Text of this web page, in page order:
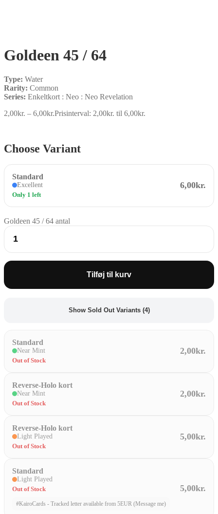
Goldeen 45 / 64
Type: Water
Rarity: Common
Series: Enkeltkort : Neo : Neo Revelation
2,00kr. – 6,00kr.Prisinterval: 2,00kr. til 6,00kr.
Choose Variant
Standard
Excellent
Only 1 left
6,00kr.
Goldeen 45 / 64 antal
Tilføj til kurv
Show Sold Out Variants (4)
Standard
Near Mint
Out of Stock
2,00kr.
Reverse-Holo kort
Near Mint
Out of Stock
2,00kr.
Reverse-Holo kort
Light Played
Out of Stock
5,00kr.
Standard
Light Played
Out of Stock
#KairoCards - Tracked letter available from 5EUR (Message me)
5,00kr.